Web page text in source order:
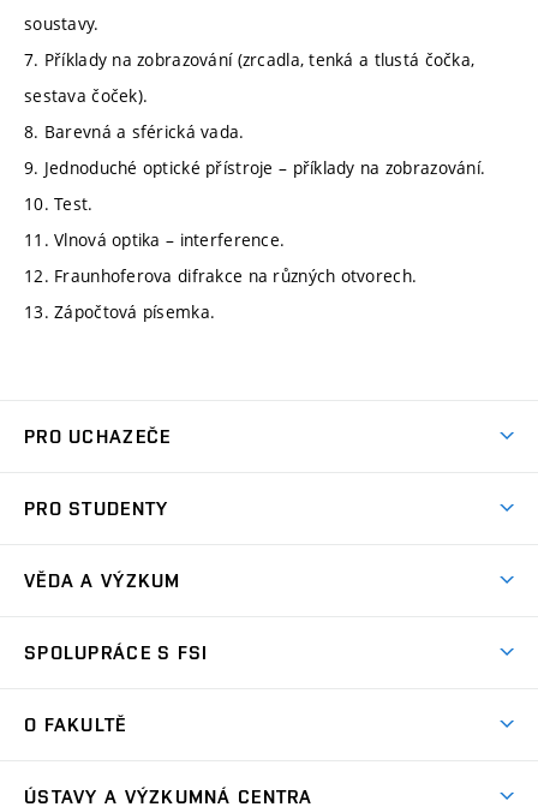
soustavy.
7. Příklady na zobrazování (zrcadla, tenká a tlustá čočka,
sestava čoček).
8. Barevná a sférická vada.
9. Jednoduché optické přístroje – příklady na zobrazování.
10. Test.
11. Vlnová optika – interference.
12. Fraunhoferova difrakce na různých otvorech.
13. Zápočtová písemka.
PRO UCHAZEČE
Ambasadoři studia
Zápisy
Dny otevřených dveří
PRO STUDENTY
Studijní předpisy
Pro prváky
VĚDA A VÝZKUM
Oblasti výzkumu
Podpora projektů
SPOLUPRÁCE S FSI
Nejvýznamnější partneři
O FAKULTĚ
ÚSTAVY A VÝZKUMNÁ CENTRA